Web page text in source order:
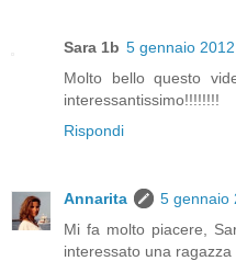
Sara 1b 5 gennaio
Molto bello questo
interessantissimo!!!!!!!!
Rispondi
Annarita
5 gennaio
Mi fa molto piacere,
interessato una